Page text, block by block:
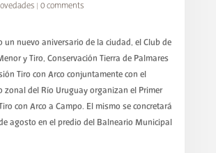
| 0 comments
un nuevo aniversario de la ciudad, el Club de
y Tiro, Conservación Tierra de Palmares
Tiro con Arco conjuntamente con el
zonal del Río Uruguay organizan el Primer
con Arco a Campo. El mismo se concretará
agosto en el predio del Balneario Municipal